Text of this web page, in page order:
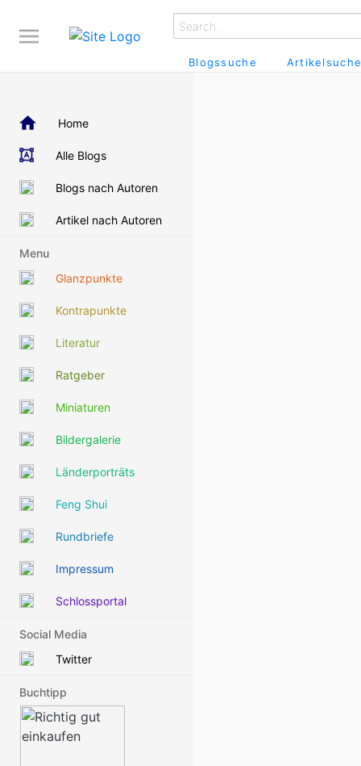
Blogssuche
Home
Alle Blogs
Blogs nach Autoren
Artikel nach Autoren
Menu
Glanzpunkte
Kontrapunkte
Literatur
Ratgeber
Miniaturen
Bildergalerie
Länderporträts
Feng Shui
Rundbriefe
Impressum
Schlossportal
Social Media
Twitter
Buchtipp